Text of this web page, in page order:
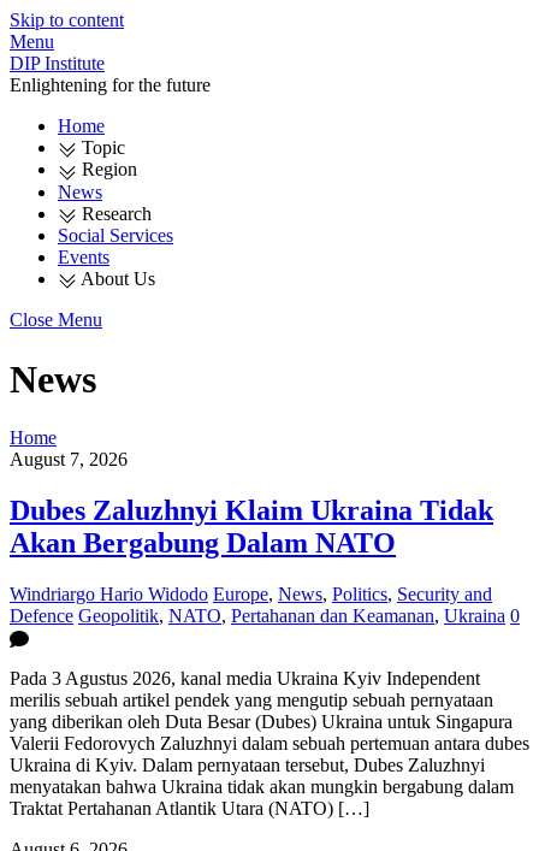
Skip to content
Menu
DIP Institute
Enlightening for the future
Home
Topic
Region
News
Research
Social Services
Events
About Us
Close Menu
News
Home
August 7, 2026
Dubes Zaluzhnyi Klaim Ukraina Tidak
Akan Bergabung Dalam NATO
Windriargo Hario Widodo Europe, News, Politics, Security and
Defence Geopolitik, NATO, Pertahanan dan Keamanan, Ukraina 0
Pada 3 Agustus 2026, kanal media Ukraina Kyiv Independent
merilis sebuah artikel pendek yang mengutip sebuah pernyataan
yang diberikan oleh Duta Besar (Dubes) Ukraina untuk Singapura
Valerii Fedorovych Zaluzhnyi dalam sebuah pertemuan antara dubes
Ukraina di Kyiv. Dalam pernyataan tersebut, Dubes Zaluzhnyi
menyatakan bahwa Ukraina tidak akan mungkin bergabung dalam
Traktat Pertahanan Atlantik Utara (NATO) […]